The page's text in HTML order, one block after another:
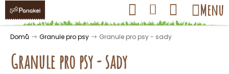
Přejít
obsah
Hledat Přihlášení
Nákupní
košík
Menu
Domů Granule pro psy Granule pro psy - sady
Granule pro psy - sady
K
o Zpět
Zpět